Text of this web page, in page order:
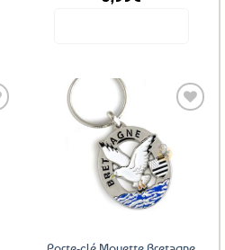
Ajouter
favoris